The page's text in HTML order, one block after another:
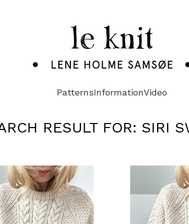
PatternsInformationVideo
RESULT FOR: SIRI